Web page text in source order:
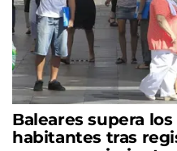
Baleares supera
habitantes tras